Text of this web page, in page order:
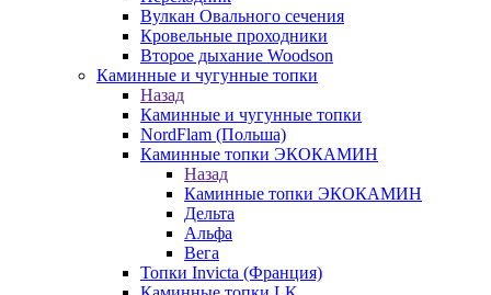
Вулкан Овального сечения
Кровельные проходники
Второе дыхание Woodson
Каминные и чугунные топки
Назад
Каминные и чугунные топки
NordFlam (Польша)
Каминные топки ЭКОКАМИН
Назад
Каминные топки ЭКОКАМИН
Дельта
Альфа
Вега
Топки Invicta (Франция)